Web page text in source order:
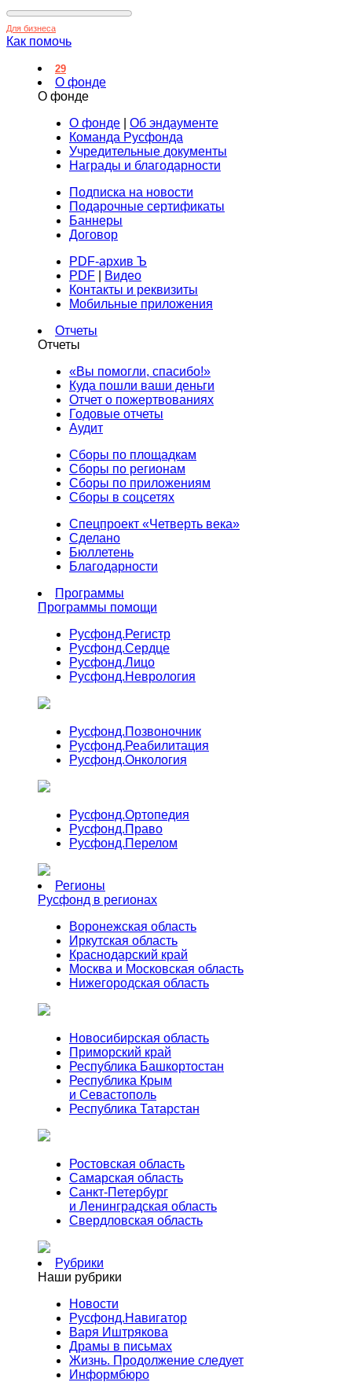
Для бизнеса
Как помочь
29
О фонде
О фонде
О фонде
Об эндаументе
Команда Русфонда
Учредительные документы
Награды и благодарности
Подписка на новости
Подарочные сертификаты
Баннеры
Договор
PDF-архив Ъ
PDF
Видео
Контакты и реквизиты
Мобильные приложения
Отчеты
Отчеты
«Вы помогли, спасибо!»
Куда пошли ваши деньги
Отчет о пожертвованиях
Годовые отчеты
Аудит
Сборы по площадкам
Сборы по регионам
Сборы по приложениям
Сборы в соцсетях
Спецпроект «Четверть века»
Сделано
Бюллетень
Благодарности
Программы
Программы помощи
Русфонд.Регистр
Русфонд.Сердце
Русфонд.Лицо
Русфонд.Неврология
Русфонд.Позвоночник
Русфонд.Реабилитация
Русфонд.Онкология
Русфонд.Ортопедия
Русфонд.Право
Русфонд.Перелом
Регионы
Русфонд в регионах
Воронежская область
Иркутская область
Краснодарский край
Москва и Московская область
Нижегородская область
Новосибирская область
Приморский край
Республика Башкортостан
Республика Крым
и Севастополь
Республика Татарстан
Ростовская область
Самарская область
Санкт-Петербург
и Ленинградская область
Свердловская область
Рубрики
Наши рубрики
Новости
Русфонд.Навигатор
Варя Иштрякова
Драмы в письмах
Жизнь. Продолжение следует
Информбюро